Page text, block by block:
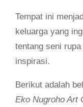
Tempat ini
keluarga yang
tentang seni
inspirasi.
Berikut adalah
Eko Nugroho Art